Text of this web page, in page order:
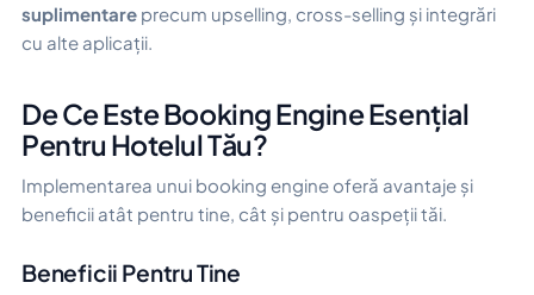
suplimentare precum upselling, cross-selling și integrări
cu alte aplicații.
De Ce Este Booking Engine Esențial
Pentru Hotelul Tău?
Implementarea unui booking engine oferă avantaje și
beneficii atât pentru tine, cât și pentru oaspeții tăi.
Beneficii Pentru Tine